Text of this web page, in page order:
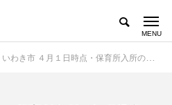
いわき市 ４月１日時点・保育所入所の待機児童０人 ２年連続でゼロ